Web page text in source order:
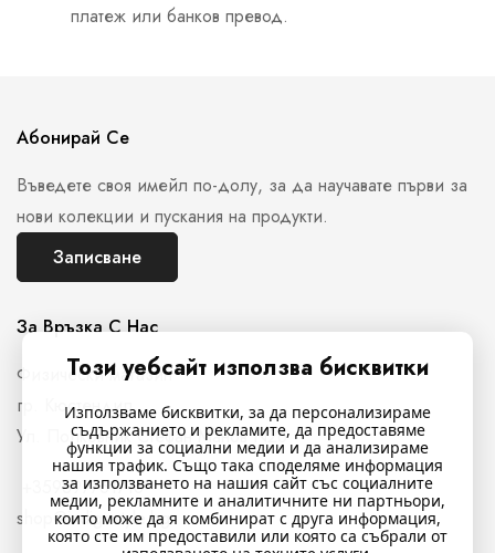
платеж или банков превод.
За Връзка С Нас
Физически магазин
гр. Кюстендил,
Ул. Полковник Стефан Манов N26
+359897761716
shop@indigostyle.bg
Абонирай Се
Въведете своя имейл по-долу, за да научавате първи за
нови колекции и пускания на продукти.
Записване
Този уебсайт използва бисквитки
Използваме бисквитки, за да персонализираме
съдържанието и рекламите, да предоставяме
функции за социални медии и да анализираме
нашия трафик. Също така споделяме информация
за използването на нашия сайт със социалните
медии, рекламните и аналитичните ни партньори,
които може да я комбинират с друга информация,
която сте им предоставили или която са събрали от